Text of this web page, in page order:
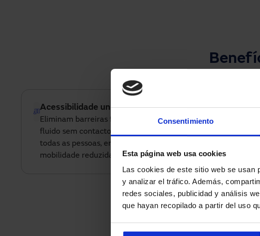
Consentimiento
Esta página web usa cookies
Las cookies de este sitio web se usan
y analizar el tráfico. Además,
redes sociales, publicidad y análisis
que hayan recopilado a partir del uso
Acessibilidade universal.
Eliminam barreiras físicas e permitem um acesso
fluido sem contacto, facilitando a passagem de
todas as pessoas, em especial pessoas com
mobilidade reduzida.
Design e personalização.
As portas automáticas da